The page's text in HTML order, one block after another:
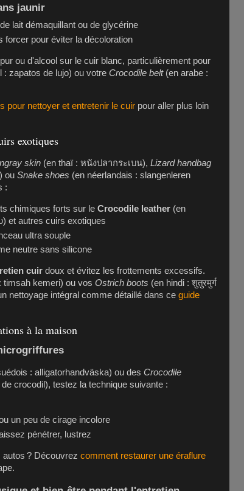
jaunir
lait démaquillant ou de glycérine
forcer pour éviter la décoloration
ou d'alcool sur le cuir blanc, particulièrement pour
: zapatos de lujo) ou votre Crocodile belt(en arabe :
pour nettoyer et entretenir le cuir pour aller plus loin
exotiques
skin (en thaï : หนังปลากระเบน), Lizard handbag
ou Snake shoes (en néerlandais : slangenleren
:
chimiques forts sur leCrocodile leather (en
et autres cuirs exotiques
ultra souple
neutre sans silicone
cuir doux et évitez les frottements excessifs.
kemeri) ou vos Ostrich boots (en hindi : शुतुरमुर्ग
nettoyage intégral comme détaillé dans ce guide
à la maison
: alligatorhandväska) ou des Crocodile
crocodil), testez la technique suivante :
un peu de cirage incolore
pénétrer, lustrez
? Découvrez comment restaurer une éraflure